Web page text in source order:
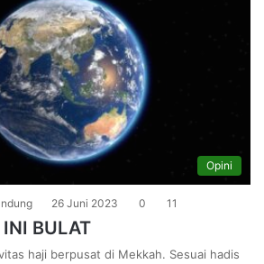
Opini
26 Juni 2023 0 11
BULAT
haji berpusat di Mekkah. Sesuai hadis